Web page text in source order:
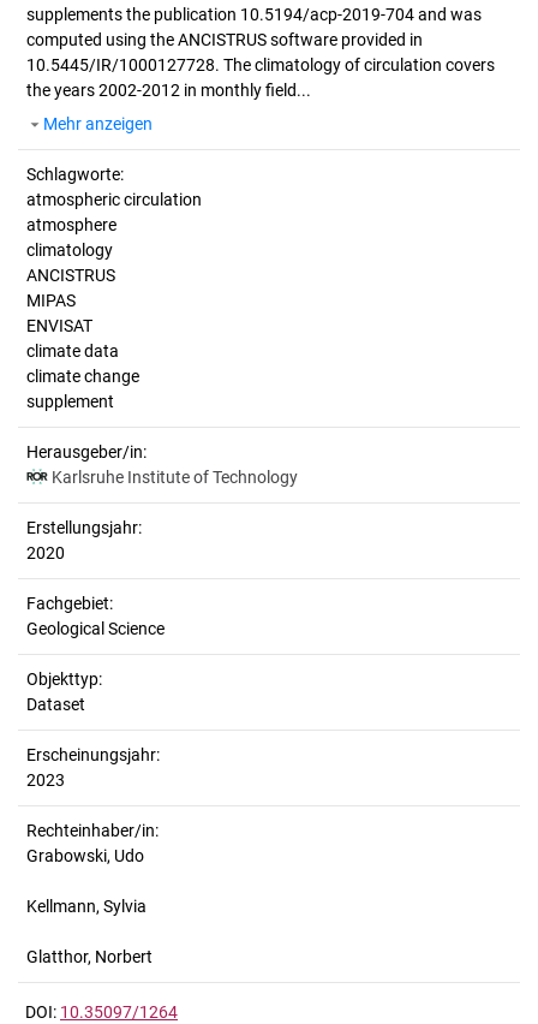
supplements the publication 10.5194/acp-2019-704 and was
computed using the ANCISTRUS software provided in
10.5445/IR/1000127728. The climatology of circulation covers
the years 2002-2012 in monthly field...
Mehr anzeigen
Schlagworte:
atmospheric circulation
atmosphere
climatology
ANCISTRUS
MIPAS
ENVISAT
climate data
climate change
supplement
Herausgeber/in:
Karlsruhe Institute of Technology
Erstellungsjahr:
2020
Fachgebiet:
Geological Science
Objekttyp:
Dataset
Erscheinungsjahr:
2023
Rechteinhaber/in:
Grabowski, Udo
Kellmann, Sylvia
Glatthor, Norbert
DOI: 10.35097/1264